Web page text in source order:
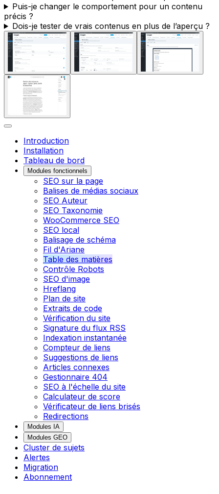
Puis-je changer le comportement pour un contenu
précis ?
Dois-je tester de vrais contenus en plus de l’aperçu ?
Introduction
Installation
Tableau de bord
Modules fonctionnels
SEO sur la page
Balises de médias sociaux
SEO Auteur
SEO Taxonomie
WooCommerce SEO
SEO local
Balisage de schéma
Fil d'Ariane
Table des matières
Contrôle Robots
SEO d'image
Hreflang
Plan de site
Extraits de code
Vérification du site
Signature du flux RSS
Indexation instantanée
Compteur de liens
Suggestions de liens
Articles connexes
Gestionnaire 404
SEO à l'échelle du site
Calculateur de score
Vérificateur de liens brisés
Redirections
Modules IA
Modules GEO
Cluster de sujets
Alertes
Migration
Abonnement